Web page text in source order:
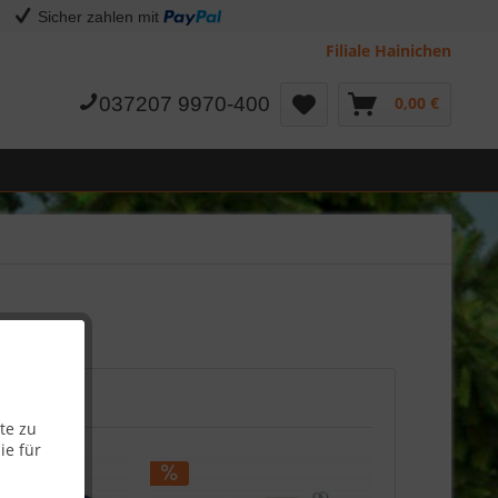
Sicher zahlen mit
Filiale Hainichen
037207 9970-400 0,00 €
zu
für